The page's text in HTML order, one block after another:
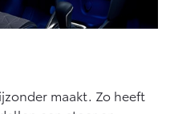
Proace City (excl. BTW)
maakt. Zo heeft